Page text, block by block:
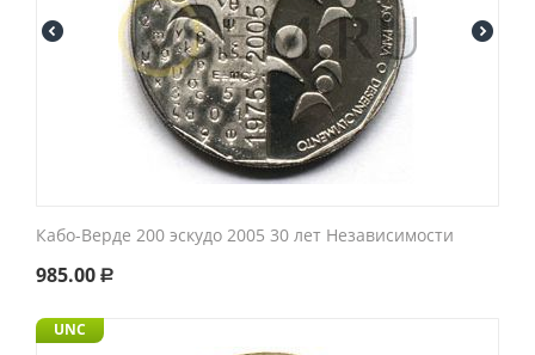
Кабо-Верде 200 эскудо 2005 30 лет Независимости
985.00 Р
UNC